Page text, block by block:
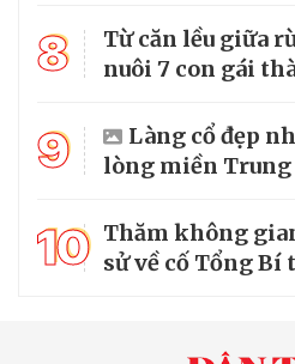
8
Từ căn lều giữa
nuôi 7 con gái
9
Làng cổ đẹp
lòng miền Trung
10 Thăm không
sử về cố Tổng